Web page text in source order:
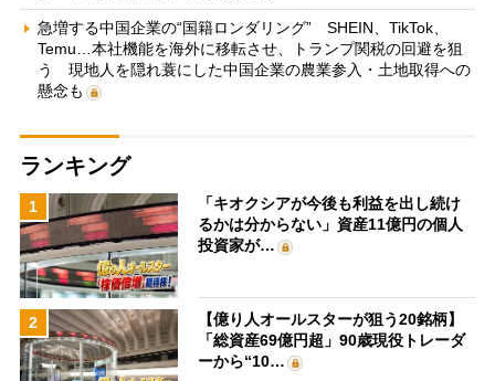
急増する中国企業の“国籍ロンダリング” SHEIN、TikTok、
Temu…本社機能を海外に移転させ、トランプ関税の回避を狙
う 現地人を隠れ蓑にした中国企業の農業参入・土地取得への
懸念も
ランキング
1
「キオクシアが今後も利益を出し続け
るかは分からない」資産11億円の個人
投資家が…
2
【億り人オールスターが狙う20銘柄】
「総資産69億円超」90歳現役トレーダ
ーから“10…